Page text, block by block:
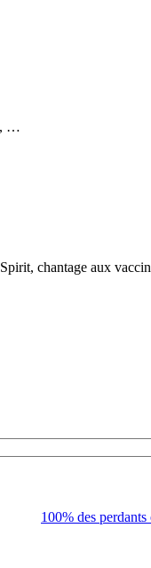
…
chantage aux
100% des